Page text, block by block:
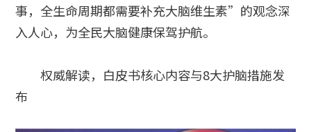
事，全生命周期都需要补充大脑维生素”的观念深
入人心，为全民大脑健康保驾护航。
权威解读，白皮书核心内容与8大护脑措施发
布